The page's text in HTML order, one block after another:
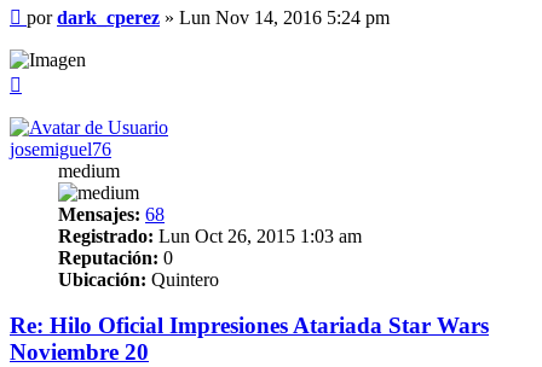
Mensaje
pordark_cperez » Lun Nov 14, 2016 5:24 pm
josemiguel76
medium
Mensajes: 68
Registrado: Lun Oct 26, 2015 1:03 am
Reputación: 0
Ubicación: Quintero
Re: Hilo Oficial Impresiones Atariada Star Wars
Noviembre 20